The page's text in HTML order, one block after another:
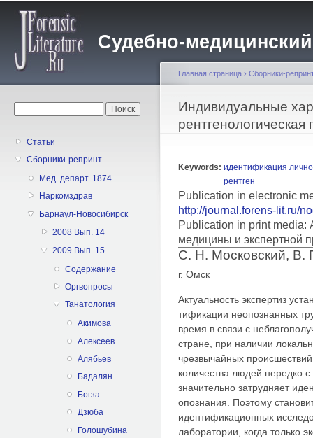
Судебно-
Статьи
Сборники-репринт
Мед. департ. 1874
Наркомздрав
Барнаул-Новосибирск
2008 Вып. 14
2009 Вып. 15
Содержание
Оргвопросы
Танатология
Акимова
Алексеев
Алябьев
Бадалян
Богза
Дзюба
Голошубина
Вы здесь
Главная страница › Сборники-
Индивидуальные
рентгенологическая
Keywords: идентификация
рентген
Publication in electronic
http://journal.forens-lit.ru/
Publication in print media:
медицины и экспертной
С. Н. Московский, В.
г. Омск
Актуальность экспертиз
тификации неопознанных
время в связи с
стране, при наличии
чрезвычайных
количества людей нередко
значительно затрудняет
опознания. Поэтому
идентификационных
лаборатории, когда только